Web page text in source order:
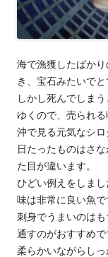
海で漁獲したばか
き、宝石みたいで
しかし死んでしま
ゆくので、売られ
沖で見る元気なシ
日たったものはさ
た目が違います。
ひどい例えをしま
味は非常に良い魚で
刺身でうまいのは
通すのがおすすめで
柔らかいながらし